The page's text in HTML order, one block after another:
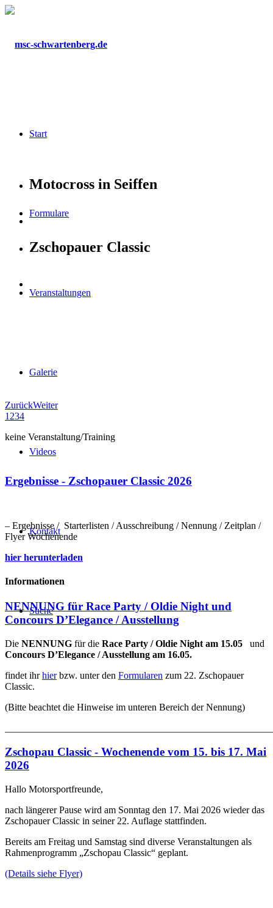
Start
Formulare
Veranstaltungen
Galerie
Videos
Kontakt
Suche
Motocross in Seiffen
Zschopauer Classic
ZurückWeiter
1 234
keine Veranstaltung/Training
Ergebnisse - Zschopauer Classic 2026
– Ergebnisse / Starterlisten / Ausschreibung / Nennung / Zeitplan /
Flyer Wochenende
hier herunterladen
Informationen
NENNUNG für Race Party / Oldie Night und
Concours D’Elegance / Ausstellung
Die NENNUNG für die Race Party / Oldie Night am 15.05 und
Concours D’Elegance / Ausstellung am 16.05.
findet ihrhierbzw. unter den Formularen zum 22. Zschopauer
Classic.
(Bitte beachtet die Hinweise im unteren Bereich der Nennung)
Zschopau Classic - Wochenende vom 15. bis 17. Mai
2026
Hallo Motorsportfreunde,
nach längerer Pause wird am Sonntag den 17. Mai 2026 wieder das
Zschopauer Classic in seiner 22. Auflage stattfinden.
Bereits am Freitag und Samstag sind diverse Veranstaltungen als
Rahmenprogramm „Zschopau Classic“ geplant.
(Details siehe Flyer)